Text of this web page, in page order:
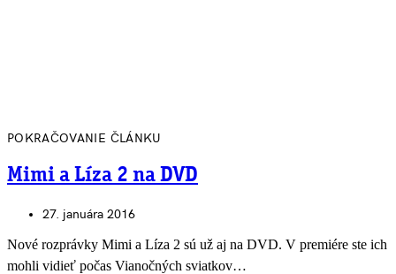
POKRAČOVANIE ČLÁNKU
Mimi a Líza 2 na DVD
27. januára 2016
Nové rozprávky Mimi a Líza 2 sú už aj na DVD. V premiére ste ich
mohli vidieť počas Vianočných sviatkov…